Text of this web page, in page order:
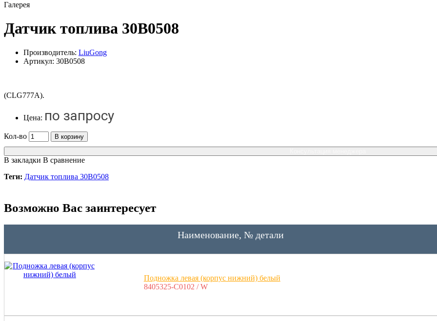
Галерея
Датчик топлива 30В0508
Производитель: LiuGong
Артикул: 30В0508
(CLG777A).
Цена: по запросу
Кол-во
В корзину
В закладки В сравнение
Теги: Датчик топлива 30В0508
Возможно Вас заинтересует
Наименование, № детали
Подножка левая (корпус нижний) белый
8405325-C0102 / W